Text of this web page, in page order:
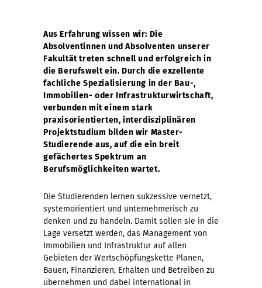
Aus Erfahrung wissen wir: Die
Absolventinnen und Absolventen unserer
Fakultät treten schnell und erfolgreich in
die Berufswelt ein. Durch die exzellente
fachliche Spezialisierung in der Bau-,
Immobilien- oder Infrastrukturwirtschaft,
verbunden mit einem stark
praxisorientierten, interdisziplinären
Projektstudium bilden wir Master-
Studierende aus, auf die ein breit
gefächertes Spektrum an
Berufsmöglichkeiten wartet.
Die Studierenden lernen sukzessive vernetzt,
systemorientiert und unternehmerisch zu
denken und zu handeln. Damit sollen sie in die
Lage versetzt werden, das Management von
Immobilien und Infrastruktur auf allen
Gebieten der Wertschöpfungskette Planen,
Bauen, Finanzieren, Erhalten und Betreiben zu
übernehmen und dabei international in